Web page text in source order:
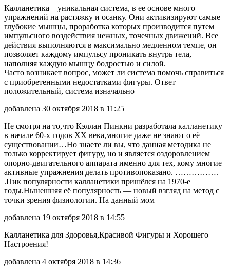
Калланетика – уникальная система, в ее основе много
упражнений на растяжку и осанку. Они активизируют самые
глубокие мышцы, проработка которых производится путем
импульсного воздействия нежных, точечных движений. Все
действия выполняются в максимально медленном темпе, он
позволяет каждому импульсу проникать внутрь тела,
наполняя каждую мышцу бодростью и силой.
Часто возникает вопрос, может ли система помочь справиться
с приобретенными недостатками фигуры. Ответ
положительный, система изначально
добавлена 30 октября 2018 в 11:25
Не смотря на то,что Кэллан Пинкни разработала калланетику
в начале 60-х годов XX века,многие даже не знают о её
существовании…Но знаете ли вы, что данная методика не
только корректирует фигуру, но и является оздоровлением
опорно-двигательного аппарата именно для тех, кому многие
активные упражнения делать противопоказано. …………….
.Пик популярности калланетики пришёлся на 1970-е
годы.Нынешняя её популярность — новый взгляд на метод с
точки зрения физиологии. На данный мом
добавлена 19 октября 2018 в 14:55
Калланетика для Здоровья,Красивой Фигуры и Хорошего
Настроения!
добавлена 4 октября 2018 в 14:36